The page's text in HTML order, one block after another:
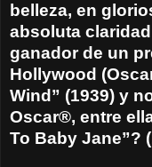
belleza, en
absoluta
ganador de un
Hollywood
Wind” (1939) y
Oscar®, entre
To Baby Jane”?